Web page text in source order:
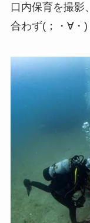
口内保育を撮影
合わず(；・∀・)